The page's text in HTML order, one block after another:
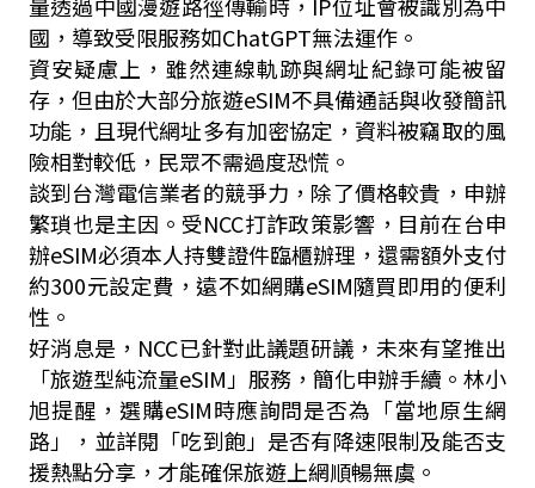
國，導致受限服務如ChatGPT無法運作。
資安疑慮上，雖然連線軌跡與網址紀錄可能被留
存，但由於大部分旅遊eSIM不具備通話與收發簡訊
功能，且現代網址多有加密協定，資料被竊取的風
險相對較低，民眾不需過度恐慌。
談到台灣電信業者的競爭力，除了價格較貴，申辦
繁瑣也是主因。受NCC打詐政策影響，目前在台申
辦eSIM必須本人持雙證件臨櫃辦理，還需額外支付
約300元設定費，遠不如網購eSIM隨買即用的便利
性。
好消息是，NCC已針對此議題研議，未來有望推出
「旅遊型純流量eSIM」服務，簡化申辦手續。林小
旭提醒，選購eSIM時應詢問是否為「當地原生網
路」，並詳閱「吃到飽」是否有降速限制及能否支
援熱點分享，才能確保旅遊上網順暢無虞。